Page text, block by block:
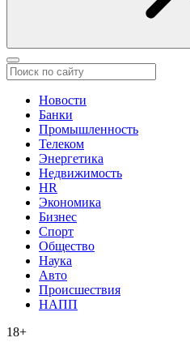
Новости
Банки
Промышленность
Телеком
Энергетика
Недвижимость
HR
Экономика
Бизнес
Спорт
Общество
Наука
Авто
Происшествия
НАПП
18+